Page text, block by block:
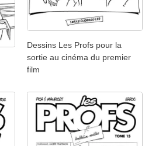
Dessins Les Profs pour la
sortie au cinéma du premier
film